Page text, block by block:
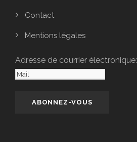
Contact
Mentions légales
Adresse de courrier électronique: